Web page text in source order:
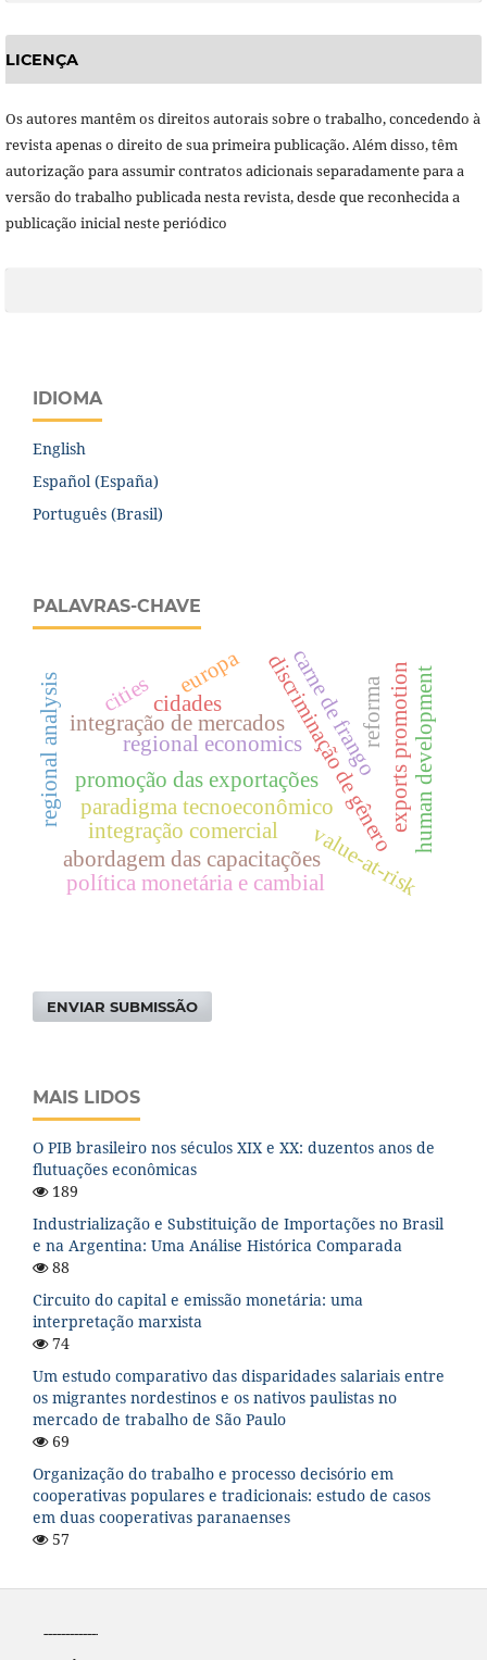
LICENÇA
Os autores mantêm os direitos autorais sobre o trabalho, concedendo à
revista apenas o direito de sua primeira publicação. Além disso, têm
autorização para assumir contratos adicionais separadamente para a
versão do trabalho publicada nesta revista, desde que reconhecida a
publicação inicial neste periódico
IDIOMA
English
Español (España)
Português (Brasil)
PALAVRAS-CHAVE
discriminação de gênero
promoção das exportações
regional economics
regional analysis carne de frango
integração de mercados
paradigma tecnoeconômico exports promotion
cidades
cities
integração comercial value-at-risk
human development
abordagem das capacitações
política monetária e cambial
europa
reforma
ENVIAR SUBMISSÃO
MAIS LIDOS
O PIB brasileiro nos séculos XIX e XX: duzentos anos de
flutuações econômicas
189
Industrialização e Substituição de Importações no Brasil
e na Argentina: Uma Análise Histórica Comparada
88
Circuito do capital e emissão monetária: uma
interpretação marxista
74
Um estudo comparativo das disparidades salariais entre
os migrantes nordestinos e os nativos paulistas no
mercado de trabalho de São Paulo
69
Organização do trabalho e processo decisório em
cooperativas populares e tradicionais: estudo de casos
em duas cooperativas paranaenses
57
-----------------------------------------------------------